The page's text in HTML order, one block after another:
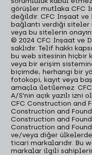
görüşler mutlaka CFC
değildir. CFC İnşaat ve
bağlantı verdiği siteler
veya bu sitelerin
© 2024 CFC İnşaat ve
saklıdır. Telif hakkı
bu web sitesinin hiçbir
veya bir erişim
biçimde, herhangi bir
fotokopi, kayıt veya
amaçla iletilemez.
A/S'nin açık yazılı izni
CFC Construction and
Construction and
Construction and
Construction and
ve/veya diğer
ticari markalarıdır. Bu
markalar ilgili